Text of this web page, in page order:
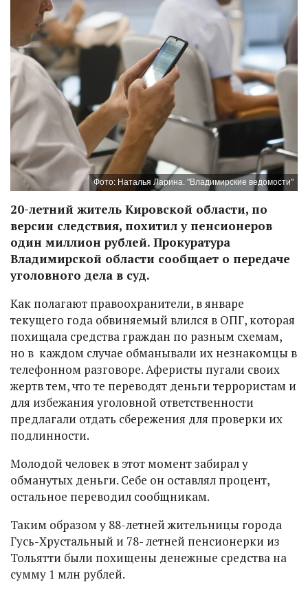
Фото: Наталья Ларина. "Владимирские ведомости"
20-летний житель Кировской области, по
версии следствия, похитил у пенсионеров
один миллион рублей. Прокуратура
Владимирской области сообщает о передаче
уголовного дела в суд.
Как полагают правоохранители, в январе
текущего года обвиняемый влился в ОПГ, которая
похищала средства граждан по разным схемам,
но в каждом случае обманывали их незнакомцы в
телефонном разговоре. Аферисты пугали своих
жертв тем, что те переводят деньги террористам и
для избежания уголовной ответственности
предлагали отдать сбережения для проверки их
подлинности.
Молодой человек в этот момент забирал у
обманутых деньги. Себе он оставлял процент,
остальное переводил сообщникам.
Таким образом у 88-летней жительницы города
Гусь-Хрустальный и 78- летней пенсионерки из
Тольятти были похищены денежные средства на
сумму 1 млн рублей.